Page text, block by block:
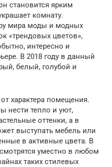
становится ярким
комнату.
мира моды и модных
«трендовых цветов»,
интересно и
В 2018 году в данный
белый, голубой и
характера помещения.
нести тепло и уют,
оттенки, а в
выступать мебель или
в активные цвета. В
уместно в любом
таких стилевых